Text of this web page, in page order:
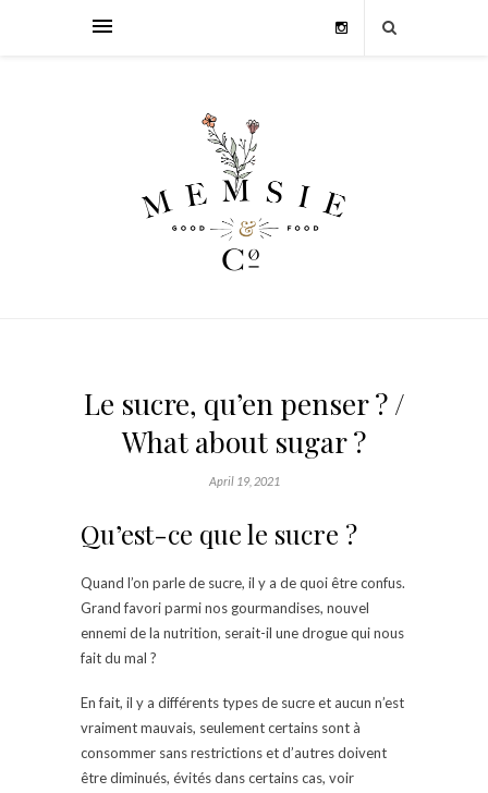
Le sucre, qu’en penser ? /
What about sugar ?
April 19, 2021
Qu’est-ce que le sucre ?
Quand l’on parle de sucre, il y a de quoi être confus.
Grand favori parmi nos gourmandises, nouvel
ennemi de la nutrition, serait-il une drogue qui nous
fait du mal ?
En fait, il y a différents types de sucre et aucun n’est
vraiment mauvais, seulement certains sont à
consommer sans restrictions et d’autres doivent
être diminués, évités dans certains cas, voir